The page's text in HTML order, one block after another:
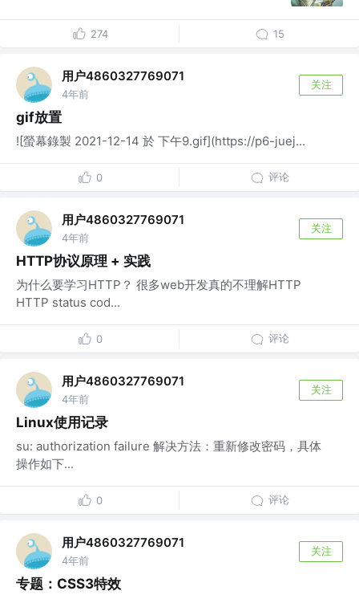
274 15
用户4860327769071
4年前
关注
gif放置
![螢幕錄製 2021-12-14 於 下午9.gif](https://p6-juej...
0 评论
用户4860327769071
4年前
关注
HTTP协议原理 + 实践
为什么要学习HTTP？ 很多web开发真的不理解HTTP
HTTP status cod...
0 评论
用户4860327769071
4年前
关注
Linux使用记录
su: authorization failure 解决方法：重新修改密码，具体
操作如下...
0 评论
用户4860327769071
4年前
关注
专题：CSS3特效